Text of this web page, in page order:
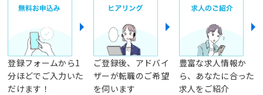
登録フォームから1
分ほどでご入力いた
だけます！
ご登録後、アドバイ
ザーが転職のご希望
を伺います
豊富な求人情報か
ら、あなたに合った
求人をご紹介